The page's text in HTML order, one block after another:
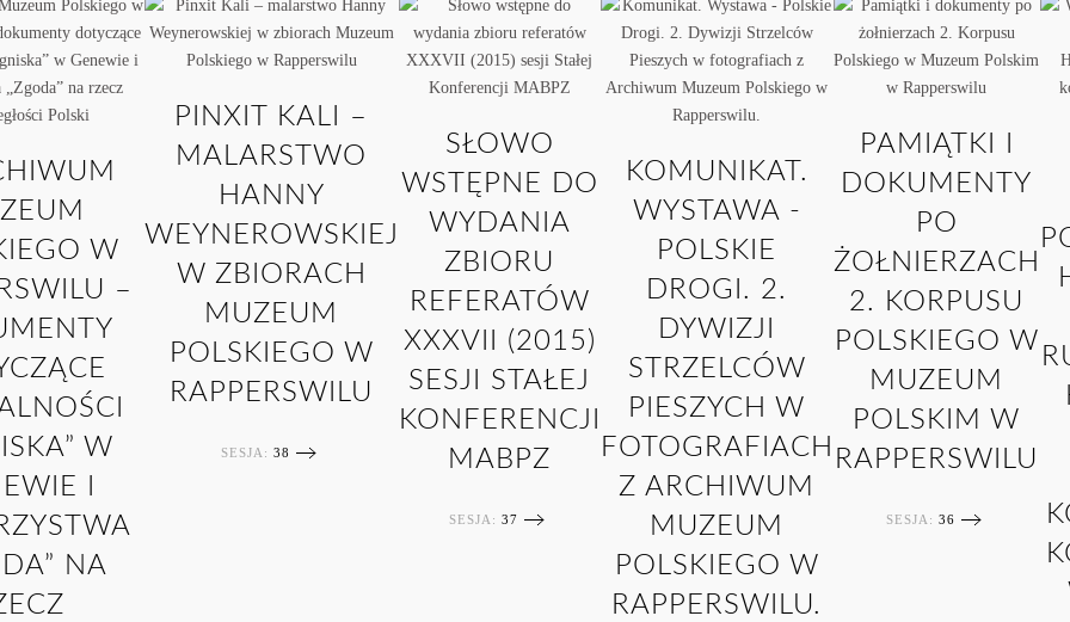
W
–
W
I
NA
PINXIT KALI –
MALARSTWO
HANNY
WEYNEROWSKIEJ
W ZBIORACH
MUZEUM
POLSKIEGO W
RAPPERSWILU
SESJA: 38
SŁOWO
WSTĘPNE DO
WYDANIA
ZBIORU
REFERATÓW
XXXVII (2015)
SESJI STAŁEJ
KONFERENCJI
MABPZ
SESJA: 37
KOMUNIKAT.
WYSTAWA -
POLSKIE
DROGI. 2.
DYWIZJI
STRZELCÓW
PIESZYCH W
FOTOGRAFIACH
Z ARCHIWUM
MUZEUM
POLSKIEGO W
RAPPERSWILU.
PAMIĄTKI I
DOKUMENTY
PO
ŻOŁNIERZACH
2. KORPUSU
POLSKIEGO W
MUZEUM
POLSKIM W
RAPPERSWILU
SESJA: 36